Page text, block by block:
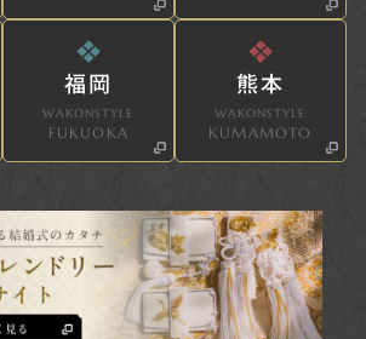
福岡
WAKONSTYLE
FUKUOKA
熊本
WAKONSTYLE
KUMAMOTO